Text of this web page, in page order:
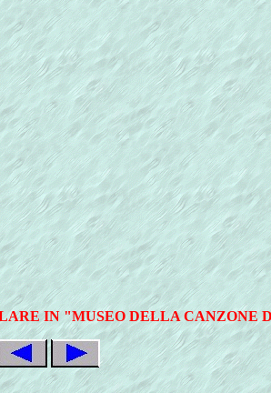
IN "MUSEO DELLA CANZONE